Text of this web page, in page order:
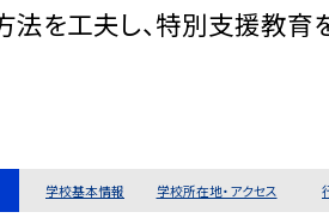
を工夫し、特別支援教育
学校基本情報 学校所在地・アクセス